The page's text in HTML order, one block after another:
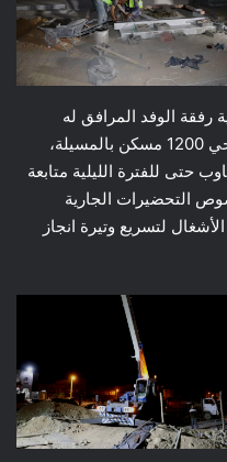
رفقة الوفد المرافق له
بمعاينة أشغال انجاز مجمع مدرسي بحي 1200 مسكن بالمسيلة،
حتى للفترة الليلية متابعة
التحضيرات الجارية
لتسريع وتيرة انجاز